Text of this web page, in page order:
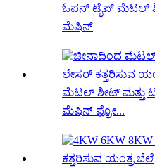
ಓಪನ್ ಟೈಪ್ ಮೆಟಲ್
ಮೆಷಿನ್
ಮೆಟಲ್ ಶೀಟ್ ಮತ್ತು
ಮೆಷಿನ್ ಫ್ರೋ...